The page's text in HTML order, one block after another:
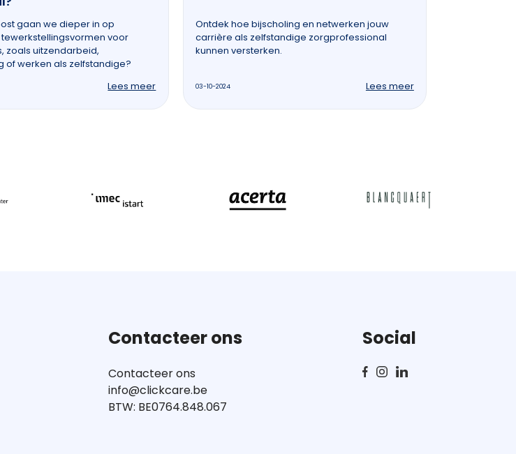
gaan we dieper in op
voor
zoals uitzendarbeid,
of werken als zelfstandige?
Lees meer
Ontdek hoe bijscholing en netwerken jouw
carrière als zelfstandige zorgprofessional
kunnen versterken.
03-10-2024 Lees meer
Contacteer ons
Contacteer ons
info@clickcare.be
BTW: BE0764.848.067
Social